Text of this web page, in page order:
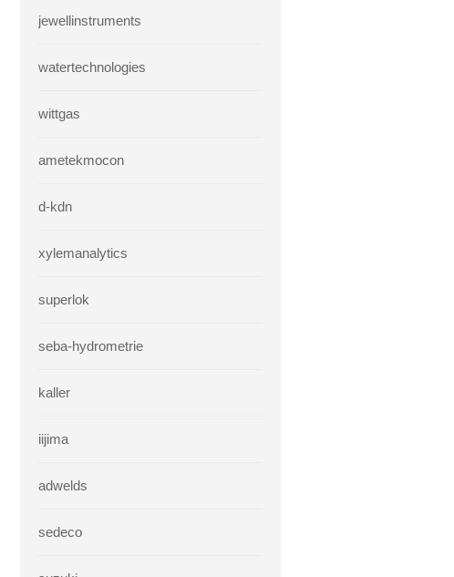
jewellinstruments
watertechnologies
wittgas
ametekmocon
d-kdn
xylemanalytics
superlok
seba-hydrometrie
kaller
iijima
adwelds
sedeco